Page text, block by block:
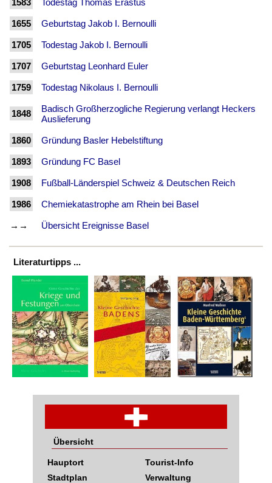
1583 Todestag Thomas Erastus
1655 Geburtstag Jakob I. Bernoulli
1705 Todestag Jakob I. Bernoulli
1707 Geburtstag Leonhard Euler
1759 Todestag Nikolaus I. Bernoulli
1848
Badisch Großherzogliche Regierung verlangt Heckers
Auslieferung
1860 Gründung Basler Hebelstiftung
1893 Gründung FC Basel
1908 Fußball-Länderspiel Schweiz & Deutschen Reich
1986 Chemiekatastrophe am Rhein bei Basel
→→ Übersicht Ereignisse Basel
Literaturtipps ...
Übersicht
Hauptort
Stadtplan
Tourist-Info
Verwaltung